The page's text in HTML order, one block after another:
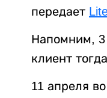
передает
Напомним, 3
клиент
11 апреля